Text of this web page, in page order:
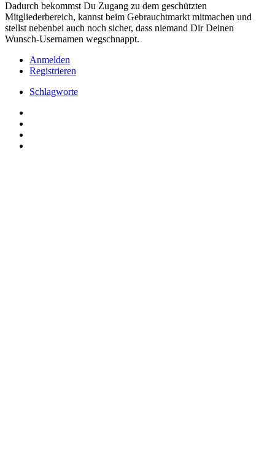
Dadurch bekommst Du Zugang zu dem geschützten
Mitgliederbereich, kannst beim Gebrauchtmarkt mitmachen und
stellst nebenbei auch noch sicher, dass niemand Dir Deinen
Wunsch-Usernamen wegschnappt.
Anmelden
Registrieren
Schlagworte